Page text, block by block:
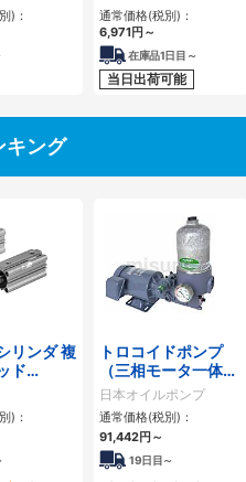
)：
通常価格(税別)：
6,971円 ～
在庫品1日目～
当日出荷可能
キング
リンダ 複
ド
ーズ
)：
トロコイドポンプ
（三相モータ一体
型） 2MY-Sフィル
ター
日本オイルポンプ
通常価格(税別)：
91,442円 ～
19日目～